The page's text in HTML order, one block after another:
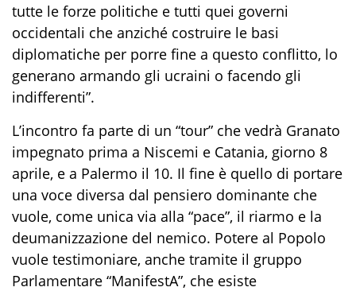
tutte le forze politiche e tutti quei governi
occidentali che anziché costruire le basi
diplomatiche per porre fine a questo conflitto, lo
generano armando gli ucraini o facendo gli
indifferenti”.
L’incontro fa parte di un “tour” che vedrà Granato
impegnato prima a Niscemi e Catania, giorno 8
aprile, e a Palermo il 10. Il fine è quello di portare
una voce diversa dal pensiero dominante che
vuole, come unica via alla “pace”, il riarmo e la
deumanizzazione del nemico. Potere al Popolo
vuole testimoniare, anche tramite il gruppo
Parlamentare “ManifestA”, che esiste